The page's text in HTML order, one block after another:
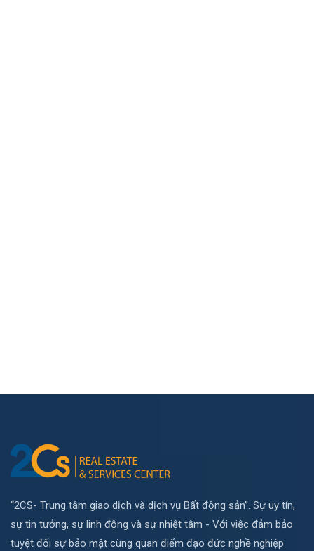
“2CS- Trung tâm giao dịch và dịch vụ Bất động sản”. Sự uy tín,
sự tin tưởng, sự linh động và sự nhiệt tâm - Với việc đảm bảo
tuyệt đối sự bảo mật cùng quan điểm đạo đức nghề nghiệp